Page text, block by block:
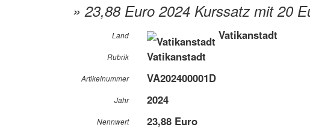
» 23,88 Euro 2024 Kurssatz mit 20
Land Vatikanstadt
Rubrik Vatikanstadt
Artikelnummer VA202400001D
Jahr 2024
Nennwert 23,88 Euro